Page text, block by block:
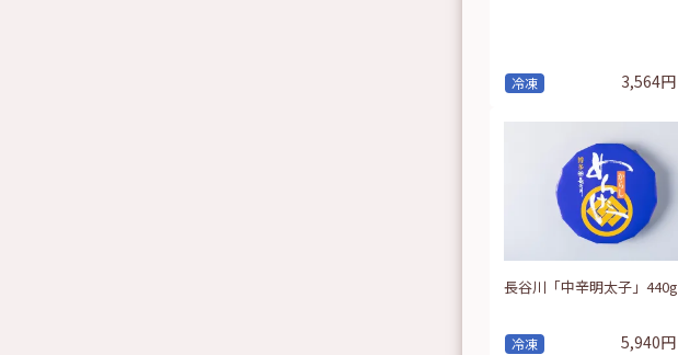
冷凍 3,564円
冷凍
長谷川「中辛明太子」440g
5,940円